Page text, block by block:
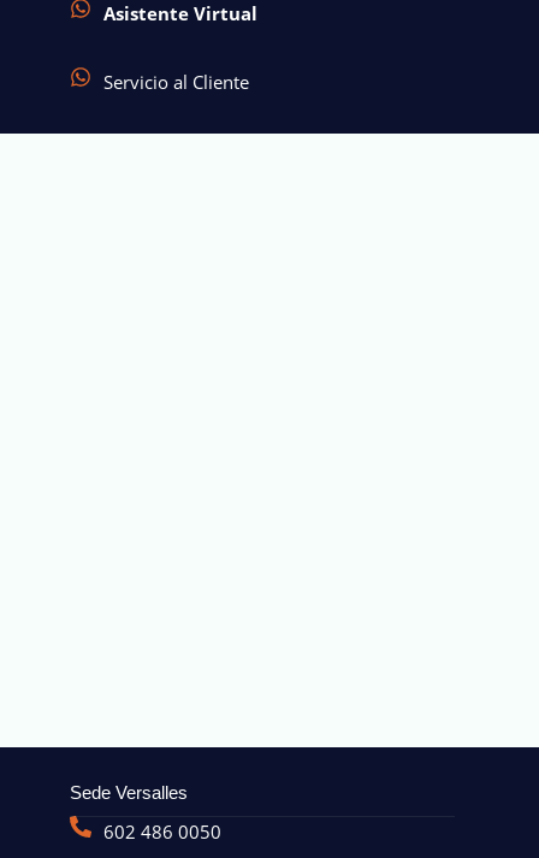
Asistente Virtual
Servicio al Cliente
Sede Versalles
602 486 0050